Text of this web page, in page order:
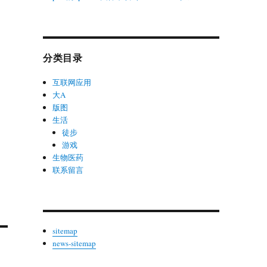
分类目录
互联网应用
大A
版图
生活
徒步
游戏
生物医药
联系留言
sitemap
news-sitemap